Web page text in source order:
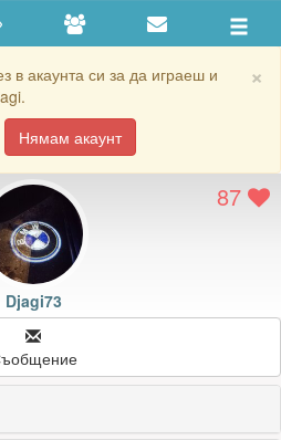
×
акаунта си за да играеш и
Нямам акаунт
87
Djagi73